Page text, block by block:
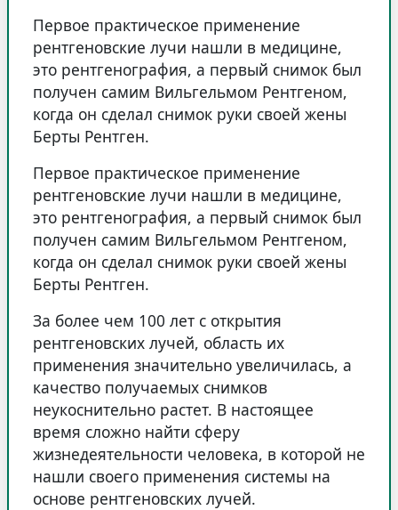
Первое практическое применение
рентгеновские лучи нашли в медицине,
это рентгенография, а первый снимок был
получен самим Вильгельмом Рентгеном,
когда он сделал снимок руки своей жены
Берты Рентген.
Первое практическое применение
рентгеновские лучи нашли в медицине,
это рентгенография, а первый снимок был
получен самим Вильгельмом Рентгеном,
когда он сделал снимок руки своей жены
Берты Рентген.
За более чем 100 лет с открытия
рентгеновских лучей, область их
применения значительно увеличилась, а
качество получаемых снимков
неукоснительно растет. В настоящее
время сложно найти сферу
жизнедеятельности человека, в которой не
нашли своего применения системы на
основе рентгеновских лучей.